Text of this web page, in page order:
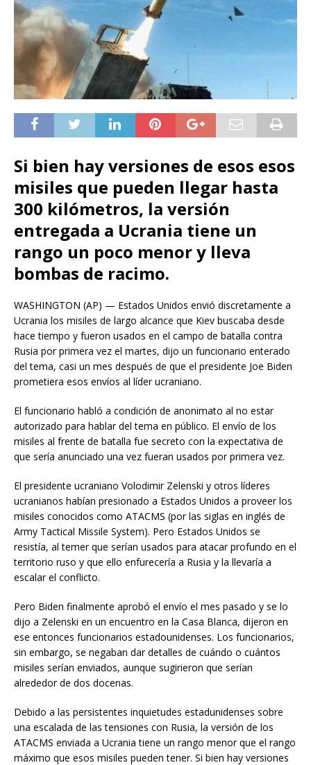
Si bien hay versiones de esos esos
misiles que pueden llegar hasta
300 kilómetros, la versión
entregada a Ucrania tiene un
rango un poco menor y lleva
bombas de racimo.
WASHINGTON (AP) — Estados Unidos envió discretamente a
Ucrania los misiles de largo alcance que Kiev buscaba desde
hace tiempo y fueron usados en el campo de batalla contra
Rusia por primera vez el martes, dijo un funcionario enterado
del tema, casi un mes después de que el presidente Joe Biden
prometiera esos envíos al líder ucraniano.
El funcionario habló a condición de anonimato al no estar
autorizado para hablar del tema en público. El envío de los
misiles al frente de batalla fue secreto con la expectativa de
que sería anunciado una vez fueran usados por primera vez.
El presidente ucraniano Volodimir Zelenski y otros líderes
ucranianos habían presionado a Estados Unidos a proveer los
misiles conocidos como ATACMS (por las siglas en inglés de
Army Tactical Missile System). Pero Estados Unidos se
resistía, al temer que serían usados para atacar profundo en el
territorio ruso y que ello enfurecería a Rusia y la llevaría a
escalar el conflicto.
Pero Biden finalmente aprobó el envío el mes pasado y se lo
dijo a Zelenski en un encuentro en la Casa Blanca, dijeron en
ese entonces funcionarios estadounidenses. Los funcionarios,
sin embargo, se negaban dar detalles de cuándo o cuántos
misiles serían enviados, aunque sugirieron que serían
alrededor de dos docenas.
Debido a las persistentes inquietudes estadunidenses sobre
una escalada de las tensiones con Rusia, la versión de los
ATACMS enviada a Ucrania tiene un rango menor que el rango
máximo que esos misiles pueden tener. Si bien hay versiones